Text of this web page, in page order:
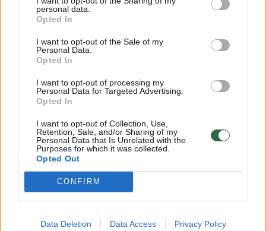
personal data.
Opted In
I want to opt-out of the Sale of my
Personal Data.
Opted In
I want to opt-out of processing my
Personal Data for Targeted Advertising.
Opted In
I want to opt-out of Collection, Use,
Retention, Sale, and/or Sharing of my
Personal Data that Is Unrelated with the
Purposes for which it was collected.
Opted Out
CONFIRM
Data Deletion Data Access Privacy Policy
gyvūnėlius, tempdavau juos į namus. O
ko valgyti.“ Mama supjaustė spirgučių ir
pasakė, kad bus vakarienei, turėsime skanios
sriubos. O aš žiūriu pro langą ir matau vištą,
snapu kapstančią žemę, ji nieko neranda. Aš
jai po truputį tuos lašinukus sulesinau, o tada
tai buvo tragedija. Mama verkė.